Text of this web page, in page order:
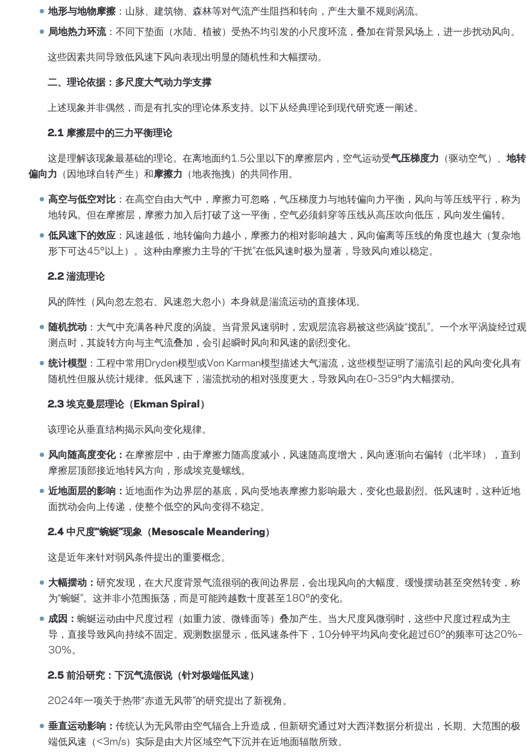
地形与地物摩擦 ：山脉、建筑物、森林等对气流产生阻挡和转向，产生大量不规则涡流。
局地热力环流：不同下垫面（水陆、植被）受热不均引发的小尺度环流，叠加在背景风场上，进一步扰动风向。
这些因素共同导致低风速下风向表现出明显的随机性和大幅摆动。
二、理论依据：多尺度大气动力学支撑
上述现象并非偶然，而是有扎实的理论体系支持。以下从经典理论到现代研究逐一阐述。
2.1 摩擦层中的三力平衡理论
这是理解该现象最基础的理论。在离地面约1.5公里以下的摩擦层内，空气运动受气压梯度力 （驱动空气）、 地转
偏向力 （因地球自转产生）和摩擦力 （地表拖拽）的共同作用。
高空与低空对比 ：在高空自由大气中，摩擦力可忽略，气压梯度力与地转偏向力平衡，风向与等压线平行，称为
地转风。但在摩擦层，摩擦力加入后打破了这一平衡，空气必须斜穿等压线从高压吹向低压，风向发生偏转。
低风速下的效应 ：风速越低，地转偏向力越小，摩擦力的相对影响越大，风向偏离等压线的角度也越大（复杂地
形下可达45°以上）。这种由摩擦力主导的“干扰”在低风速时极为显著，导致风向难以稳定。
2.2 湍流理论
风的阵性（风向忽左忽右、风速忽大忽小）本身就是湍流运动的直接体现。
随机扰动 ：大气中充满各种尺度的涡旋。当背景风速弱时，宏观层流容易被这些涡旋“搅乱”。一个水平涡旋经过观
测点时，其旋转方向与主气流叠加，会引起瞬时风向和风速的剧烈变化。
统计模型 ：工程中常用Dryden模型或Von Karman模型描述大气湍流，这些模型证明了湍流引起的风向变化具有
随机性但服从统计规律。低风速下，湍流扰动的相对强度更大，导致风向在0–359°内大幅摆动。
2.3 埃克曼层理论（Ekman Spiral）
该理论从垂直结构揭示风向变化规律。
风向随高度变化： 在摩擦层中，由于摩擦力随高度减小，风速随高度增大，风向逐渐向右偏转（北半球），直到
摩擦层顶部接近地转风方向，形成埃克曼螺线。
近地面层的影响： 近地面作为边界层的基底，风向受地表摩擦力影响最大，变化也最剧烈。低风速时，这种近地
面扰动会向上传递，使整个低空的风向变得不稳定。
2.4 中尺度“蜿蜒”现象（Mesoscale Meandering）
这是近年来针对弱风条件提出的重要概念。
大幅摆动： 研究发现，在大尺度背景气流很弱的夜间边界层，会出现风向的大幅度、缓慢摆动甚至突然转变，称
为“蜿蜒”。这并非小范围振荡，而是可能跨越数十度甚至180°的变化。
成因： 蜿蜒运动由中尺度过程（如重力波、微锋面等）叠加产生。当大尺度风微弱时，这些中尺度过程成为主
导，直接导致风向持续不固定。观测数据显示，低风速条件下，10分钟平均风向变化超过60°的频率可达20%–
30%。
2.5 前沿研究：下沉气流假说（针对极端低风速）
2024年一项关于热带“赤道无风带”的研究提出了新视角。
垂直运动影响： 传统认为无风带由空气辐合上升造成，但新研究通过对大西洋数据分析提出，长期、大范围的极
端低风速（<3m/s）实际是由大片区域空气下沉并在近地面辐散所致。